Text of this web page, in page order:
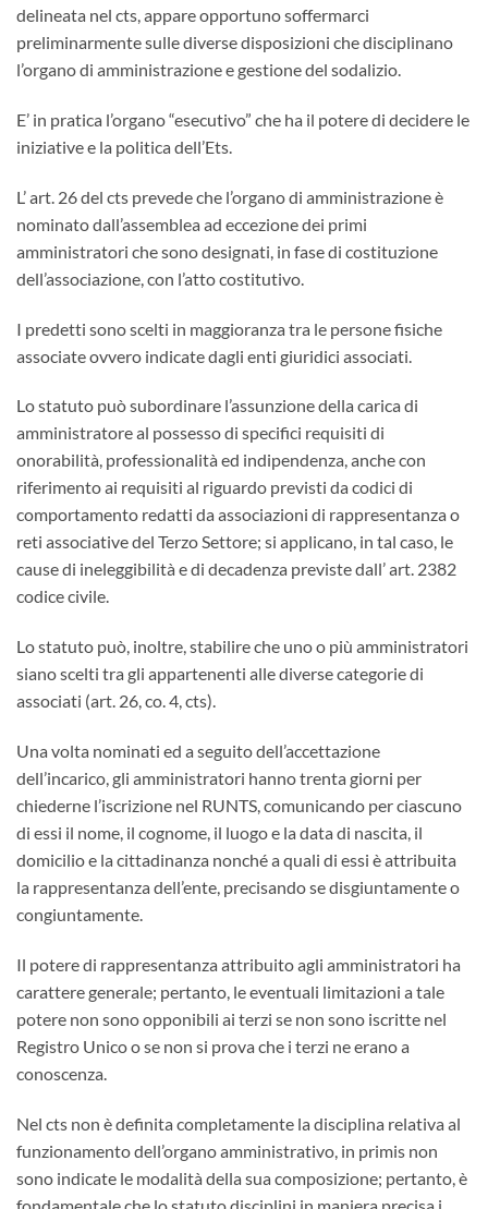
delineata nel cts, appare opportuno soffermarci
preliminarmente sulle diverse disposizioni che disciplinano
l’organo di amministrazione e gestione del sodalizio.
E’ in pratica l’organo “esecutivo” che ha il potere di decidere le
iniziative e la politica dell’Ets.
L’ art. 26 del cts prevede che l’organo di amministrazione è
nominato dall’assemblea ad eccezione dei primi
amministratori che sono designati, in fase di costituzione
dell’associazione, con l’atto costitutivo.
I predetti sono scelti in maggioranza tra le persone fisiche
associate ovvero indicate dagli enti giuridici associati.
Lo statuto può subordinare l’assunzione della carica di
amministratore al possesso di specifici requisiti di
onorabilità, professionalità ed indipendenza, anche con
riferimento ai requisiti al riguardo previsti da codici di
comportamento redatti da associazioni di rappresentanza o
reti associative del Terzo Settore; si applicano, in tal caso, le
cause di ineleggibilità e di decadenza previste dall’ art. 2382
codice civile.
Lo statuto può, inoltre, stabilire che uno o più amministratori
siano scelti tra gli appartenenti alle diverse categorie di
associati (art. 26, co. 4, cts).
Una volta nominati ed a seguito dell’accettazione
dell’incarico, gli amministratori hanno trenta giorni per
chiederne l’iscrizione nel RUNTS, comunicando per ciascuno
di essi il nome, il cognome, il luogo e la data di nascita, il
domicilio e la cittadinanza nonché a quali di essi è attribuita
la rappresentanza dell’ente, precisando se disgiuntamente o
congiuntamente.
Il potere di rappresentanza attribuito agli amministratori ha
carattere generale; pertanto, le eventuali limitazioni a tale
potere non sono opponibili ai terzi se non sono iscritte nel
Registro Unico o se non si prova che i terzi ne erano a
conoscenza.
Nel cts non è definita completamente la disciplina relativa al
funzionamento dell’organo amministrativo, in primis non
sono indicate le modalità della sua composizione; pertanto, è
fondamentale che lo statuto disciplini in maniera precisa i